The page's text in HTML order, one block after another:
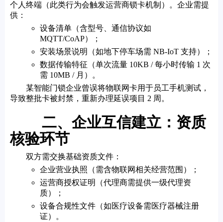
个人终端（此类行为会触发运营商锁卡机制）。企业需提
供：
设备清单（含型号、通信协议如
MQTT/CoAP）；
安装场景说明（如地下停车场需 NB-IoT 支持）；
数据传输特征（单次流量 10KB / 每小时传输 1 次
需 10MB / 月）。
某智能门锁企业曾误将物联网卡用于员工手机测试，
导致整批卡被封禁，重新办理延误项目 2 周。
二、企业互信建立：资质
核验环节
双方需交换基础资质文件：
企业营业执照（需含物联网相关经营范围）；
运营商授权证明（代理商需提供一级代理资
质）；
设备合规性文件（如医疗设备需医疗器械注册
证）。